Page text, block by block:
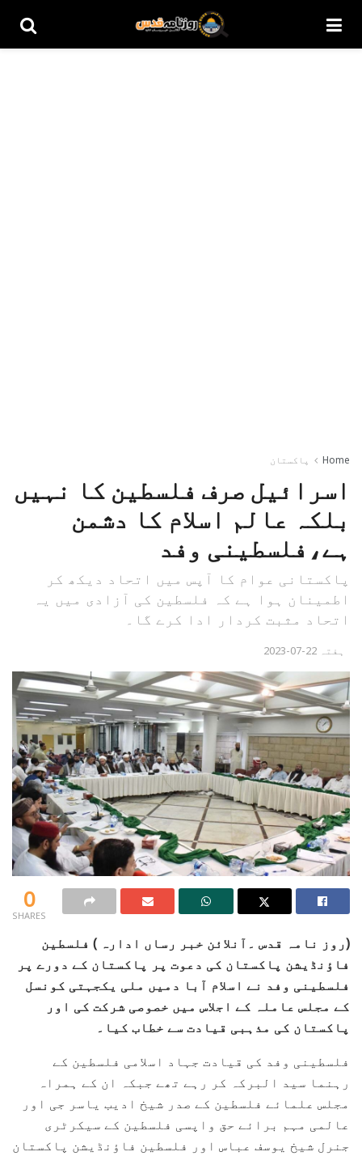
Home پاکستان
اسرائیل صرف فلسطین کا نہیں
بلکہ عالم اسلام کا دشمن
ہے،فلسطینی وفد
پاکستانی عوام کا آپس میں اتحاد دیکھ کر
اطمینان ہوا ہے کہ فلسطین کی آزادی میں یہ
اتحاد مثبت کردار ادا کرے گا۔
ہفتہ 22-07-2023
0
SHARES
(روز نامہ قدس ۔آنلائن خبر رساں ادارہ ) فلسطین
فاؤنڈیشن پاکستان کی دعوت پر پاکستان کے دورے پر
فلسطینی وفد نے اسلام آبا دمیں ملی یکجہتی کونسل
کے مجلس عاملہ کے اجلاس میں خصوصی شرکت کی اور
پاکستان کی مذہبی قیادت سے خطاب کیا۔
فلسطینی وفد کی قیادت جہاد اسلامی فلسطین کے
رہنما سید البرکہ کر رہے تھے جبکہ ان کے ہمراہ
مجلس علمائے فلسطین کے صدر شیخ ادیب یاسر جی اور
عالمی مہم برائے حق واپسی فلسطین کے سیکرٹری
جنرل شیخ یوسف عباس اور فلسطین فاؤنڈیشن پاکستان